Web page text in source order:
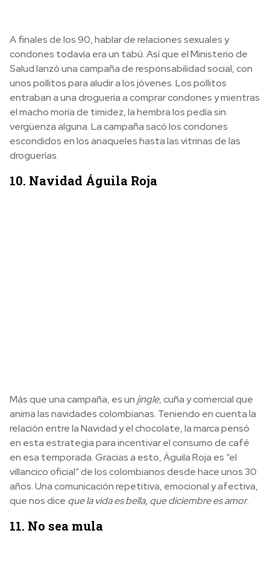
A finales de los 90, hablar de relaciones sexuales y
condones todavía era un tabú. Así que el Ministerio de
Salud lanzó una campaña de responsabilidad social, con
unos pollitos para aludir a los jóvenes. Los pollitos
entraban a una droguería a comprar condones y mientras
el macho moría de timidez, la hembra los pedía sin
vergüenza alguna. La campaña sacó los condones
escondidos en los anaqueles hasta las vitrinas de las
droguerías.
10. Navidad Águila Roja
Más que una campaña, es un jingle, cuña y comercial que
anima las navidades colombianas. Teniendo en cuenta la
relación entre la Navidad y el chocolate, la marca pensó
en esta estrategia para incentivar el consumo de café
en esa temporada. Gracias a esto, Águila Roja es “el
villancico oficial” de los colombianos desde hace unos 30
años. Una comunicación repetitiva, emocional y afectiva,
que nos dice que la vida es bella, que diciembre es amor.
11. No sea mula